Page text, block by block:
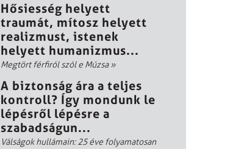
Hősiesség helyett
traumát, mítosz helyett
realizmust, istenek
helyett humanizmus...
Megtört férfiról szól e Múzsa»
A biztonság ára a teljes
kontroll? Így mondunk le
lépésről lépésre a
szabadságun...
Válságok hullámain: 25 éve folyamatosan